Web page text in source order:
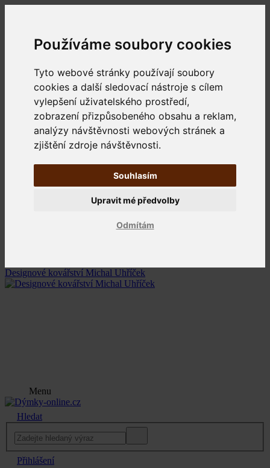
Používáme soubory cookies
Tyto webové stránky používají soubory
cookies a další sledovací nástroje s cílem
vylepšení uživatelského prostředí,
zobrazení přizpůsobeného obsahu a reklam,
analýzy návštěvnosti webových stránek a
zjištění zdroje návštěvnosti.
Souhlasím
Odmítám
Upravit mé předvolby
Designové kovářství Michal Uhříček
Menu
Hledat
Přihlášení